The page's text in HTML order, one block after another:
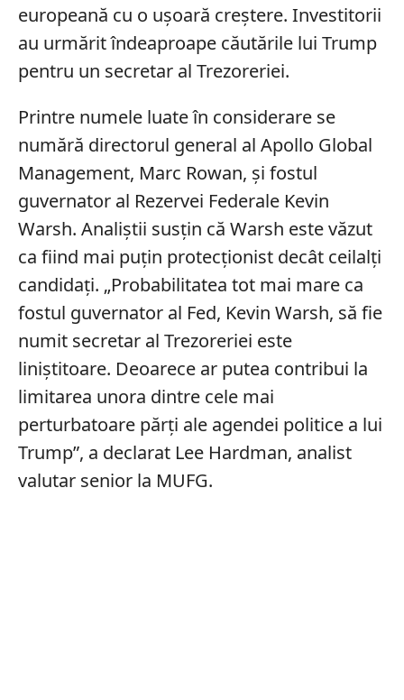
europeană cu o ușoară creștere. Investitorii
au urmărit îndeaproape căutările lui Trump
pentru un secretar al Trezoreriei.
Printre numele luate în considerare se
numără directorul general al Apollo Global
Management, Marc Rowan, și fostul
guvernator al Rezervei Federale Kevin
Warsh. Analiștii susțin că Warsh este văzut
ca fiind mai puțin protecționist decât ceilalți
candidați. „Probabilitatea tot mai mare ca
fostul guvernator al Fed, Kevin Warsh, să fie
numit secretar al Trezoreriei este
liniștitoare. Deoarece ar putea contribui la
limitarea unora dintre cele mai
perturbatoare părți ale agendei politice a lui
Trump”, a declarat Lee Hardman, analist
valutar senior la MUFG.